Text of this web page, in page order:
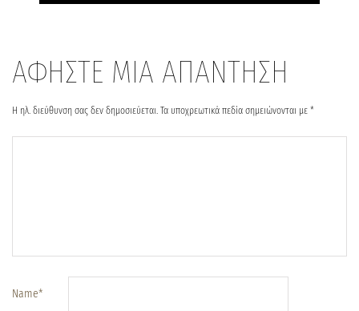
ΑΦΗΣΤΕ ΜΙΑ ΑΠΑΝΤΗΣΗ
Η ηλ. διεύθυνση σας δεν δημοσιεύεται. Τα υποχρεωτικά πεδία σημειώνονται με *
Name*